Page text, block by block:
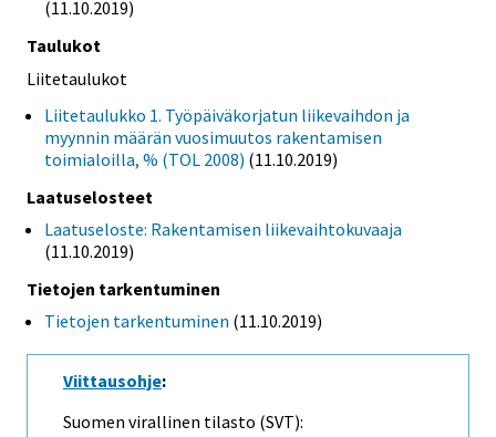
(11.10.2019)
Taulukot
Liitetaulukot
Liitetaulukko 1. Työpäiväkorjatun liikevaihdon ja
myynnin määrän vuosimuutos rakentamisen
toimialoilla, % (TOL 2008) (11.10.2019)
Laatuselosteet
Laatuseloste: Rakentamisen liikevaihtokuvaaja
(11.10.2019)
Tietojen tarkentuminen
Tietojen tarkentuminen (11.10.2019)
Viittausohje:
Suomen virallinen tilasto (SVT):